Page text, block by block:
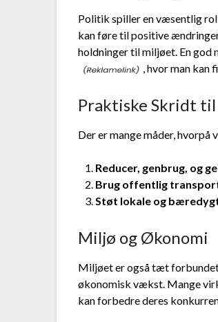
Politik spiller en væsentlig
kan føre til positive
holdninger til miljøet. En god
, hvor man kan
Praktiske Skridt
Der er mange måder,
Reducer, genbrug, og
Brug offentlig
Støt lokale og
Miljø og Økonomi
Miljøet er også tæt
økonomisk vækst. Mange
kan forbedre deres